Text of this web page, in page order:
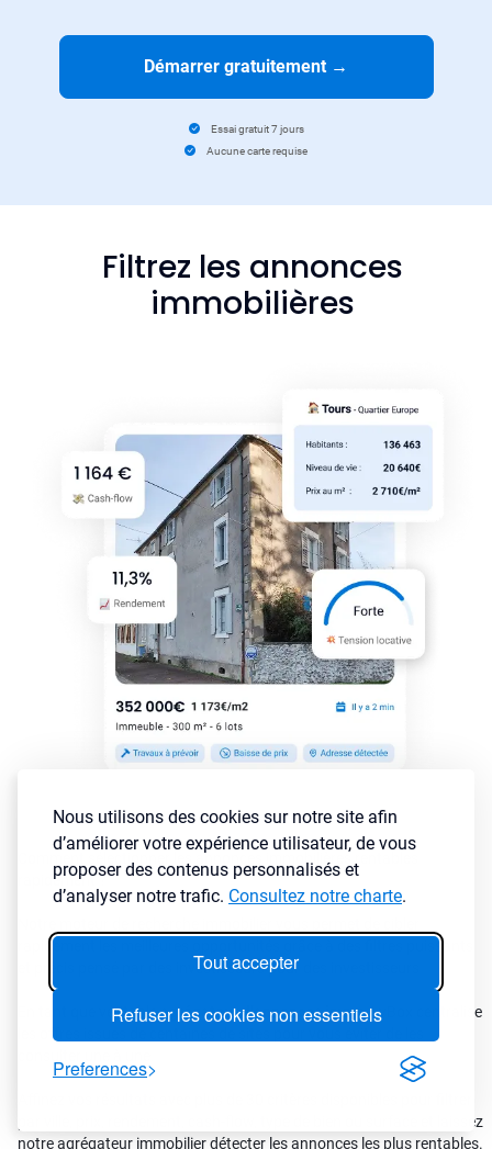
Nous utilisons des cookies sur notre site afin
d’améliorer votre expérience utilisateur, de vous
proposer des contenus personnalisés et
d’analyser notre trafic. Consultez notre charte.
Tout accepter
Refuser les cookies non essentiels
Preferences
Démarrer gratuitement →
Essai gratuit 7 jours
Aucune carte requise
Filtrez les annonces
immobilières
Comment sélectionner les annonces immobilières rentables
rapidement ?
rapidement les meilleures opportunités grâce à des filtres puissants
et précis pensé par des investisseurs pour des investisseurs
En tant que véritableagrégateur d’annonces immo, LyBox centralise
les offres issues de centaines de sites pour vous éviter de les
par ville, prix, rendement, cash-flow, type de bien ou surface et laissez
notre agrégateur immobilier détecter les annonces les plus rentables.